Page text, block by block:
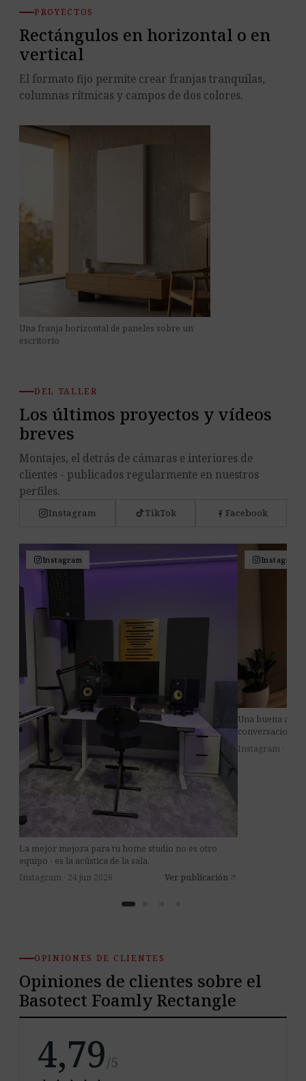
PROYECTOS
Rectángulos en horizontal o en
vertical
El formato fijo permite crear franjas tranquilas,
columnas rítmicas y campos de dos colores.
Una franja horizontal de paneles sobre un
escritorio
DEL TALLER
Los últimos proyectos y vídeos
breves
Montajes, el detrás de cámaras e interiores de
clientes - publicados regularmente en nuestros
perfiles.
Instagram TikTok Facebook
Instagram
Instagram · 24 jun 2026 Ver publicación arrow_outward
La mejor mejora para tu home studio no es otro
equipo - es la acústica de la sala.
Instagram
Instagram · 8 jul
Una buena
conversaciones
OPINIONES DE CLIENTES
Opiniones de clientes sobre el
Basotect Foamly Rectangle
4,79/5